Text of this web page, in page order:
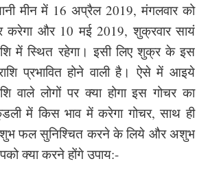
मीन में 16 अप्रैल 2019, मंगलवार को
करेगा और 10 मई 2019, शुक्रवार सायं
में स्थित रहेगा। इसी लिए शुक्र के इस
प्रभावित होने वाली है। ऐसे में आइये
वाले लोगों पर क्या होगा इस गोचर का
में किस भाव में करेगा गोचर, साथ ही
फल सुनिश्चित करने के लिये और अशुभ
क्या करने होंगे उपाय:-